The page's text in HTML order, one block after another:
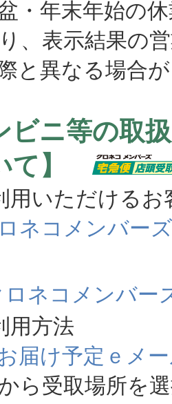
・年末年始の
、表示結果の
異なる場合が
ビニ等の取
て】
いただけるお
ネコメンバーズ
ロネコメンバー
方法
お届け予定ｅメ
ら受取場所を